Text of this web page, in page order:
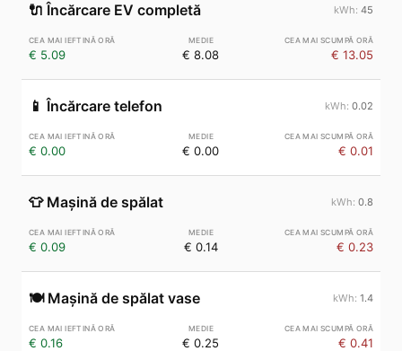
🔌 Încărcare EV completă 45
€ 5.09 € 8.08 € 13.05
📱 Încărcare telefon 0.02
€ 0.00 € 0.00 € 0.01
👕 Mașină de spălat 0.8
€ 0.09 € 0.14 € 0.23
🍽️ Mașină de spălat vase 1.4
€ 0.16 € 0.25 € 0.41